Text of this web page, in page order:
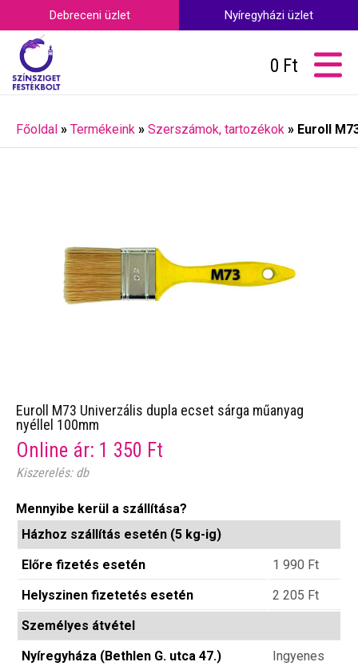
Debreceni üzlet Nyíregyházi üzlet
0 Ft
Főoldal » Termékeink » Szerszámok, tartozékok » Euroll
Euroll M73 Univerzális dupla ecset sárga műanyag
nyéllel 100mm
Online ár: 1 350 Ft
Kiszerelés: db
Mennyibe kerül a szállítása?
Házhoz szállítás esetén (5 kg-ig)
Előre fizetés esetén
1 990 Ft
Helyszinen fizetetés esetén
2 205 Ft
Személyes átvétel
Nyíregyháza (Bethlen G. utca 47.)
Ingyenes